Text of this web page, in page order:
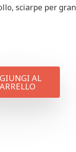
sciarpe per
AL